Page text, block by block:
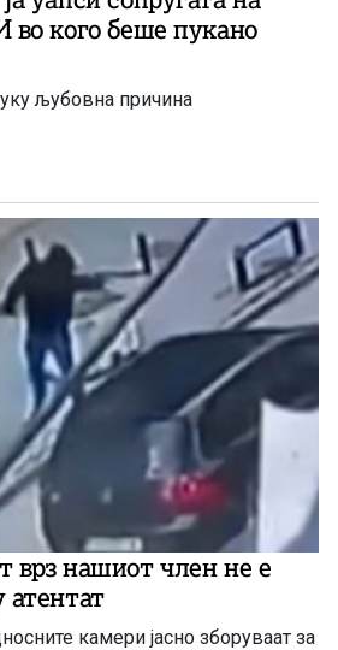
кого беше пукано
љубовна причина
врз нашиот член не е
камери јасно зборуваат за